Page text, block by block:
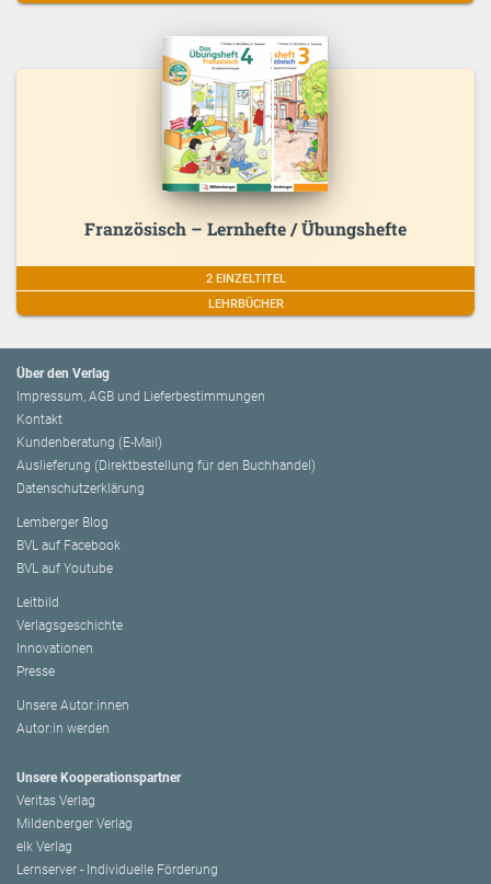
Französisch – Lernhefte / Übungshefte
2 EINZELTITEL
LEHRBÜCHER
Über den Verlag
Impressum, AGB und Lieferbestimmungen
Kontakt
Kundenberatung (E-Mail)
Auslieferung (Direktbestellung für den Buchhandel)
Datenschutzerklärung
Lemberger Blog
BVL auf Facebook
BVL auf Youtube
Leitbild
Verlagsgeschichte
Innovationen
Presse
Unsere Autor:innen
Autor:in werden
Unsere Kooperationspartner
Veritas Verlag
Mildenberger Verlag
elk Verlag
Lernserver - Individuelle Förderung